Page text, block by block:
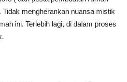
Tidak mengherankan nuansa mistik
ini. Terlebih lagi, di dalam proses